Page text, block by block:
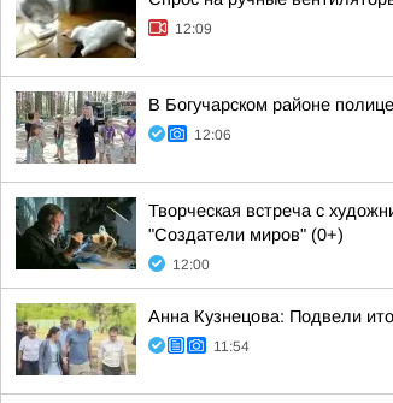
12:09
В Богучарском районе
12:06
Творческая встреча с
"Создатели миров" (0+)
12:00
Анна Кузнецова: Подвели
11:54